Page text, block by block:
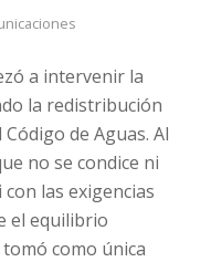
a intervenir la
la redistribución
de Aguas. Al
no se condice ni
las exigencias
el equilibrio
como única